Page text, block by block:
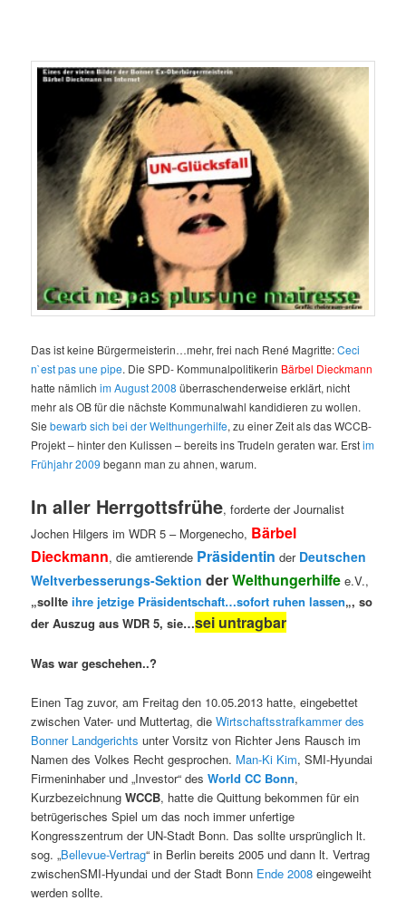
Das ist keine Bürgermeisterin…mehr, frei nach René Magritte:Ceci
n`est pas une pipe. Die SPD- Kommunalpolitikerin Bärbel Dieckmann
hatte nämlichim August 2008 überraschenderweise erklärt, nicht
mehr als OB für die nächste Kommunalwahl kandidieren zu wollen.
Sie bewarb sich bei der Welthungerhilfe, zu einer Zeit als das WCCB-
Projekt – hinter den Kulissen – bereits ins Trudeln geraten war. Erstim
Frühjahr 2009 begann man zu ahnen, warum.
In aller Herrgottsfrühe, forderte der Journalist
Jochen Hilgers im WDR 5 – Morgenecho, Bärbel
Dieckmann, die amtierende Präsidentinder Deutschen
Weltverbesserungs-Sektion derWelthungerhilfee.V.,
„sollteihre jetzige Präsidentschaft…sofort ruhen lassen„, so
der Auszug aus WDR 5,sie…sei untragbar
Was war geschehen..?
Einen Tag zuvor, am Freitag den 10.05.2013 hatte, eingebettet
zwischen Vater- und Muttertag, dieWirtschaftsstrafkammer des
Bonner Landgerichts unter Vorsitz von Richter Jens Rausch im
Namen des Volkes Recht gesprochen. Man-Ki Kim, SMI-Hyundai
Firmeninhaber und „Investor“ desWorld CC Bonn,
KurzbezeichnungWCCB, hatte die Quittung bekommen für ein
betrügerisches Spiel um das noch immer unfertige
Kongresszentrum der UN-Stadt Bonn. Das sollte ursprünglich lt.
sog. „Bellevue-Vertrag“ in Berlin bereits 2005 und dann lt. Vertrag
zwischenSMI-Hyundai und der Stadt Bonn Ende 2008 eingeweiht
werden sollte.